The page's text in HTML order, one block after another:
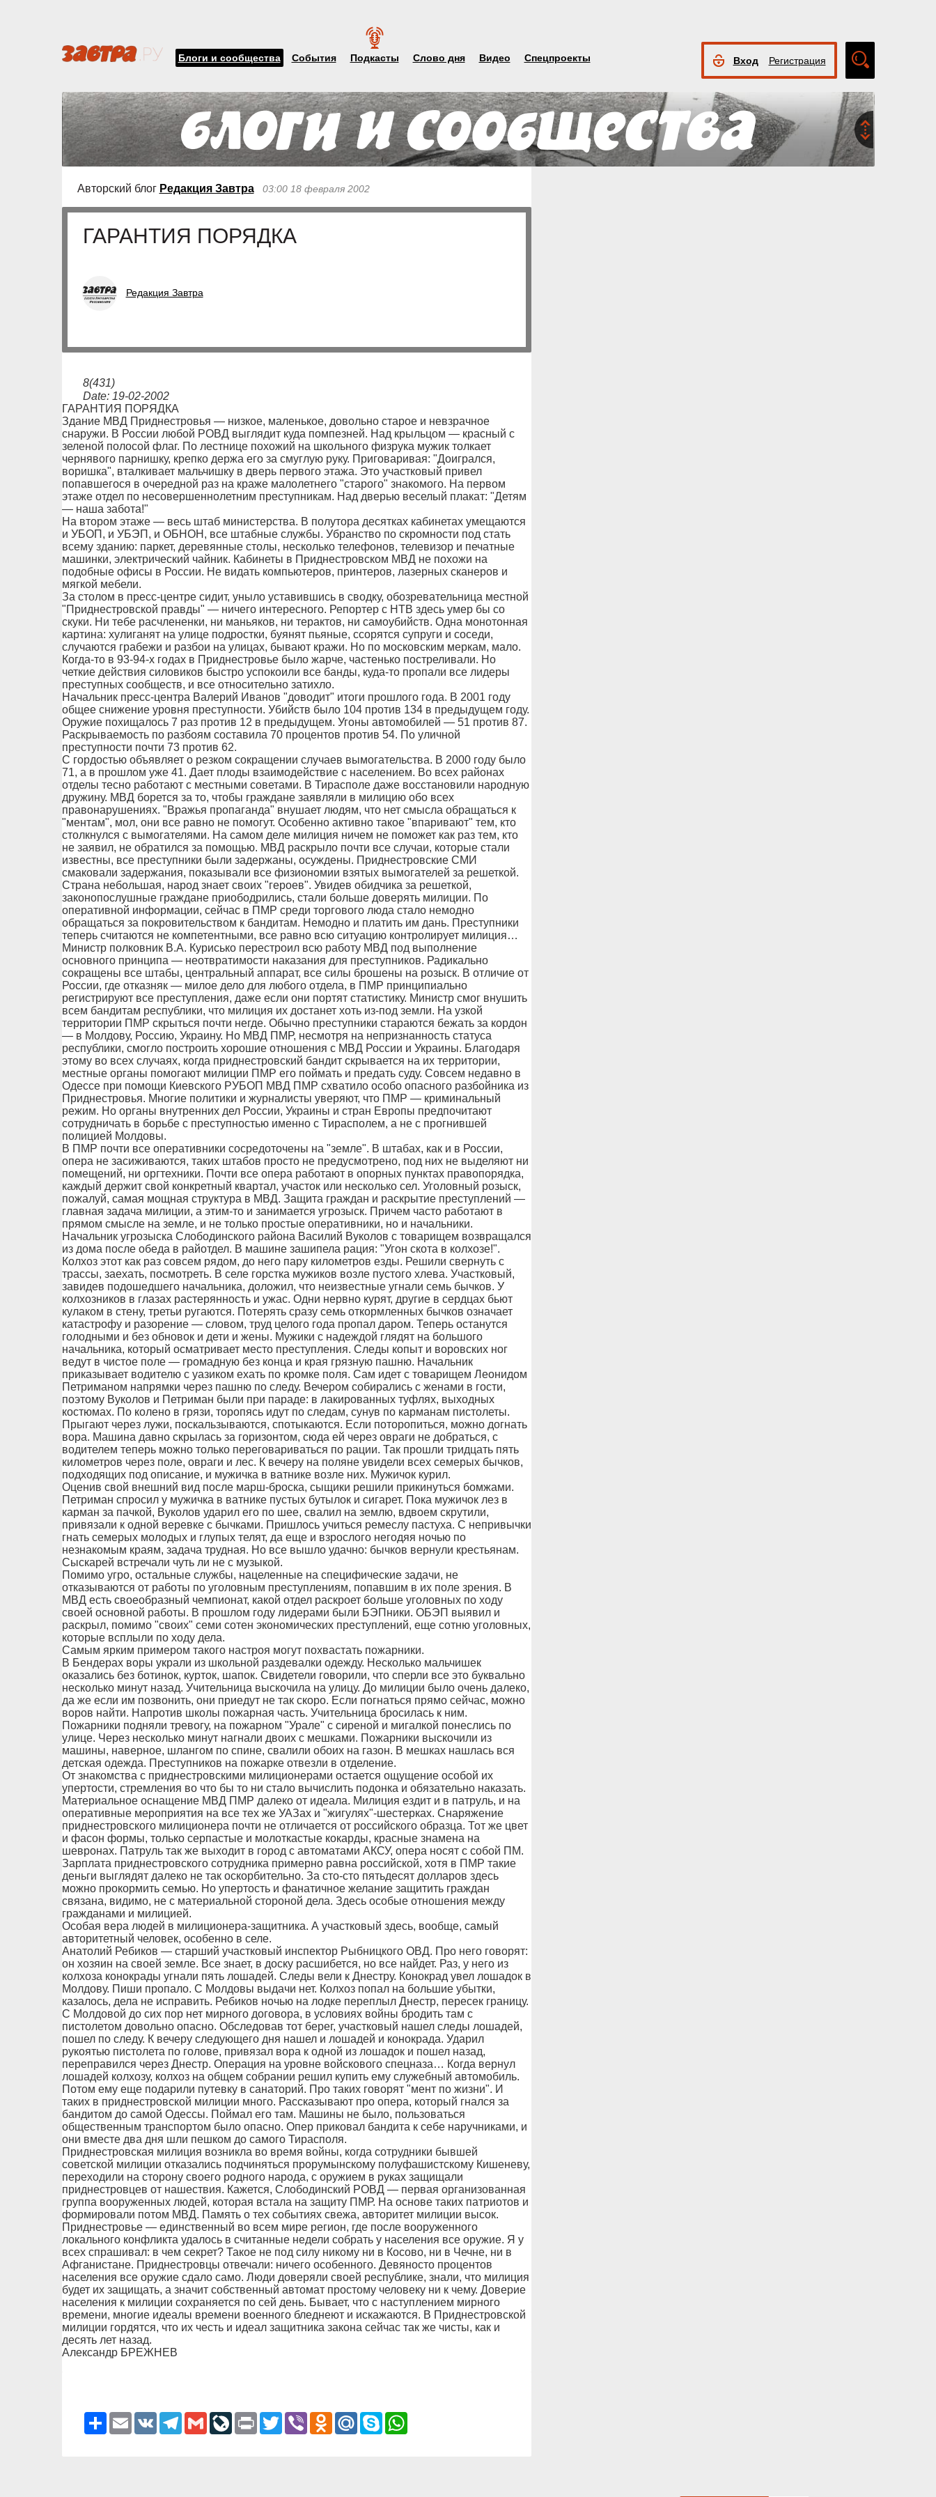
Блоги и сообщества События Подкасты Слово дня Видео Спецпроекты Вход Регистрация
Авторский блог Редакция Завтра 03:00 18 февраля 2002
ГАРАНТИЯ ПОРЯДКА
Редакция Завтра
8(431)
Date: 19-02-2002
ГАРАНТИЯ ПОРЯДКА
Здание МВД Приднестровья — низкое, маленькое, довольно старое и невзрачное
снаружи. В России любой РОВД выглядит куда помпезней. Над крыльцом — красный с
зеленой полосой флаг. По лестнице похожий на школьного физрука мужик толкает
чернявого парнишку, крепко держа его за смуглую руку. Приговаривая: "Доигрался,
воришка", вталкивает мальчишку в дверь первого этажа. Это участковый привел
попавшегося в очередной раз на краже малолетнего "старого" знакомого. На первом
этаже отдел по несовершеннолетним преступникам. Над дверью веселый плакат: "Детям
— наша забота!"
На втором этаже — весь штаб министерства. В полутора десятках кабинетах умещаются
и УБОП, и УБЭП, и ОБНОН, все штабные службы. Убранство по скромности под стать
всему зданию: паркет, деревянные столы, несколько телефонов, телевизор и печатные
машинки, электрический чайник. Кабинеты в Приднестровском МВД не похожи на
подобные офисы в России. Не видать компьютеров, принтеров, лазерных сканеров и
мягкой мебели.
За столом в пресс-центре сидит, уныло уставившись в сводку, обозревательница местной
"Приднестровской правды" — ничего интересного. Репортер с НТВ здесь умер бы со
скуки. Ни тебе расчлененки, ни маньяков, ни терактов, ни самоубийств. Одна монотонная
картина: хулиганят на улице подростки, буянят пьяные, ссорятся супруги и соседи,
случаются грабежи и разбои на улицах, бывают кражи. Но по московским меркам, мало.
Когда-то в 93-94-х годах в Приднестровье было жарче, частенько постреливали. Но
четкие действия силовиков быстро успокоили все банды, куда-то пропали все лидеры
преступных сообществ, и все относительно затихло.
Начальник пресс-центра Валерий Иванов "доводит" итоги прошлого года. В 2001 году
общее снижение уровня преступности. Убийств было 104 против 134 в предыдущем году.
Оружие похищалось 7 раз против 12 в предыдущем. Угоны автомобилей — 51 против 87.
Раскрываемость по разбоям составила 70 процентов против 54. По уличной
преступности почти 73 против 62.
С гордостью объявляет о резком сокращении случаев вымогательства. В 2000 году было
71, а в прошлом уже 41. Дает плоды взаимодействие с населением. Во всех районах
отделы тесно работают с местными советами. В Тирасполе даже восстановили народную
дружину. МВД борется за то, чтобы граждане заявляли в милицию обо всех
правонарушениях. "Вражья пропаганда" внушает людям, что нет смысла обращаться к
"ментам", мол, они все равно не помогут. Особенно активно такое "впаривают" тем, кто
столкнулся с вымогателями. На самом деле милиция ничем не поможет как раз тем, кто
не заявил, не обратился за помощью. МВД раскрыло почти все случаи, которые стали
известны, все преступники были задержаны, осуждены. Приднестровские СМИ
смаковали задержания, показывали все физиономии взятых вымогателей за решеткой.
Страна небольшая, народ знает своих "героев". Увидев обидчика за решеткой,
законопослушные граждане приободрились, стали больше доверять милиции. По
оперативной информации, сейчас в ПМР среди торгового люда стало немодно
обращаться за покровительством к бандитам. Немодно и платить им дань. Преступники
теперь считаются не компетентными, все равно всю ситуацию контролирует милиция…
Министр полковник В.А. Курисько перестроил всю работу МВД под выполнение
основного принципа — неотвратимости наказания для преступников. Радикально
сокращены все штабы, центральный аппарат, все силы брошены на розыск. В отличие от
России, где отказняк — милое дело для любого отдела, в ПМР принципиально
регистрируют все преступления, даже если они портят статистику. Министр смог внушить
всем бандитам республики, что милиция их достанет хоть из-под земли. На узкой
территории ПМР скрыться почти негде. Обычно преступники стараются бежать за кордон
— в Молдову, Россию, Украину. Но МВД ПМР, несмотря на непризнанность статуса
республики, смогло построить хорошие отношения с МВД России и Украины. Благодаря
этому во всех случаях, когда приднестровский бандит скрывается на их территории,
местные органы помогают милиции ПМР его поймать и предать суду. Совсем недавно в
Одессе при помощи Киевского РУБОП МВД ПМР схватило особо опасного разбойника из
Приднестровья. Многие политики и журналисты уверяют, что ПМР — криминальный
режим. Но органы внутренних дел России, Украины и стран Европы предпочитают
сотрудничать в борьбе с преступностью именно с Тирасполем, а не с прогнившей
полицией Молдовы.
В ПМР почти все оперативники сосредоточены на "земле". В штабах, как и в России,
опера не засиживаются, таких штабов просто не предусмотрено, под них не выделяют ни
помещений, ни оргтехники. Почти все опера работают в опорных пунктах правопорядка,
каждый держит свой конкретный квартал, участок или несколько сел. Уголовный розыск,
пожалуй, самая мощная структура в МВД. Защита граждан и раскрытие преступлений —
главная задача милиции, а этим-то и занимается угрозыск. Причем часто работают в
прямом смысле на земле, и не только простые оперативники, но и начальники.
Начальник угрозыска Слободинского района Василий Вуколов с товарищем возвращался
из дома после обеда в райотдел. В машине зашипела рация: "Угон скота в колхозе!".
Колхоз этот как раз совсем рядом, до него пару километров езды. Решили свернуть с
трассы, заехать, посмотреть. В селе горстка мужиков возле пустого хлева. Участковый,
завидев подошедшего начальника, доложил, что неизвестные угнали семь бычков. У
колхозников в глазах растерянность и ужас. Одни нервно курят, другие в сердцах бьют
кулаком в стену, третьи ругаются. Потерять сразу семь откормленных бычков означает
катастрофу и разорение — словом, труд целого года пропал даром. Теперь останутся
голодными и без обновок и дети и жены. Мужики с надеждой глядят на большого
начальника, который осматривает место преступления. Следы копыт и воровских ног
ведут в чистое поле — громадную без конца и края грязную пашню. Начальник
приказывает водителю с уазиком ехать по кромке поля. Сам идет с товарищем Леонидом
Петриманом напрямки через пашню по следу. Вечером собирались с женами в гости,
поэтому Вуколов и Петриман были при параде: в лакированных туфлях, выходных
костюмах. По колено в грязи, торопясь идут по следам, сунув по карманам пистолеты.
Прыгают через лужи, поскальзываются, спотыкаются. Если поторопиться, можно догнать
вора. Машина давно скрылась за горизонтом, сюда ей через овраги не добраться, с
водителем теперь можно только переговариваться по рации. Так прошли тридцать пять
километров через поле, овраги и лес. К вечеру на поляне увидели всех семерых бычков,
подходящих под описание, и мужичка в ватнике возле них. Мужичок курил.
Оценив свой внешний вид после марш-броска, сыщики решили прикинуться бомжами.
Петриман спросил у мужичка в ватнике пустых бутылок и сигарет. Пока мужичок лез в
карман за пачкой, Вуколов ударил его по шее, свалил на землю, вдвоем скрутили,
привязали к одной веревке с бычками. Пришлось учиться ремеслу пастуха. С непривычки
гнать семерых молодых и глупых телят, да еще и взрослого негодяя ночью по
незнакомым краям, задача трудная. Но все вышло удачно: бычков вернули крестьянам.
Сыскарей встречали чуть ли не с музыкой.
Помимо угро, остальные службы, нацеленные на специфические задачи, не
отказываются от работы по уголовным преступлениям, попавшим в их поле зрения. В
МВД есть своеобразный чемпионат, какой отдел раскроет больше уголовных по ходу
своей основной работы. В прошлом году лидерами были БЭПники. ОБЭП выявил и
раскрыл, помимо "своих" семи сотен экономических преступлений, еще сотню уголовных,
которые всплыли по ходу дела.
Самым ярким примером такого настроя могут похвастать пожарники.
В Бендерах воры украли из школьной раздевалки одежду. Несколько мальчишек
оказались без ботинок, курток, шапок. Свидетели говорили, что сперли все это буквально
несколько минут назад. Учительница выскочила на улицу. До милиции было очень далеко,
да же если им позвонить, они приедут не так скоро. Если погнаться прямо сейчас, можно
воров найти. Напротив школы пожарная часть. Учительница бросилась к ним.
Пожарники подняли тревогу, на пожарном "Урале" с сиреной и мигалкой понеслись по
улице. Через несколько минут нагнали двоих с мешками. Пожарники выскочили из
машины, наверное, шлангом по спине, свалили обоих на газон. В мешках нашлась вся
детская одежда. Преступников на пожарке отвезли в отделение.
От знакомства с приднестровскими милиционерами остается ощущение особой их
упертости, стремления во что бы то ни стало вычислить подонка и обязательно наказать.
Материальное оснащение МВД ПМР далеко от идеала. Милиция ездит и в патруль, и на
оперативные мероприятия на все тех же УАЗах и "жигулях"-шестерках. Снаряжение
приднестровского милиционера почти не отличается от российского образца. Тот же цвет
и фасон формы, только серпастые и молоткастые кокарды, красные знамена на
шевронах. Патруль так же выходит в город с автоматами АКСУ, опера носят с собой ПМ.
Зарплата приднестровского сотрудника примерно равна российской, хотя в ПМР такие
деньги выглядят далеко не так оскорбительно. За сто-сто пятьдесят долларов здесь
можно прокормить семью. Но упертость и фанатичное желание защитить граждан
связана, видимо, не с материальной стороной дела. Здесь особые отношения между
гражданами и милицией.
Особая вера людей в милиционера-защитника. А участковый здесь, вообще, самый
авторитетный человек, особенно в селе.
Анатолий Ребиков — старший участковый инспектор Рыбницкого ОВД. Про него говорят:
он хозяин на своей земле. Все знает, в доску расшибется, но все найдет. Раз, у него из
колхоза конокрады угнали пять лошадей. Следы вели к Днестру. Конокрад увел лошадок в
Молдову. Пиши пропало. С Молдовы выдачи нет. Колхоз попал на большие убытки,
казалось, дела не исправить. Ребиков ночью на лодке переплыл Днестр, пересек границу.
С Молдовой до сих пор нет мирного договора, в условиях войны бродить там с
пистолетом довольно опасно. Обследовав тот берег, участковый нашел следы лошадей,
пошел по следу. К вечеру следующего дня нашел и лошадей и конокрада. Ударил
рукоятью пистолета по голове, привязал вора к одной из лошадок и пошел назад,
переправился через Днестр. Операция на уровне войскового спецназа… Когда вернул
лошадей колхозу, колхоз на общем собрании решил купить ему служебный автомобиль.
Потом ему еще подарили путевку в санаторий. Про таких говорят "мент по жизни". И
таких в приднестровской милиции много. Рассказывают про опера, который гнался за
бандитом до самой Одессы. Поймал его там. Машины не было, пользоваться
общественным транспортом было опасно. Опер приковал бандита к себе наручниками, и
они вместе два дня шли пешком до самого Тирасполя.
Приднестровская милиция возникла во время войны, когда сотрудники бывшей
советской милиции отказались подчиняться прорумынскому полуфашистскому Кишеневу,
переходили на сторону своего родного народа, с оружием в руках защищали
приднестровцев от нашествия. Кажется, Слободинский РОВД — первая организованная
группа вооруженных людей, которая встала на защиту ПМР. На основе таких патриотов и
формировали потом МВД. Память о тех событиях свежа, авторитет милиции высок.
Приднестровье — единственный во всем мире регион, где после вооруженного
локального конфликта удалось в считанные недели собрать у населения все оружие. Я у
всех спрашивал: в чем секрет? Такое не под силу никому ни в Косово, ни в Чечне, ни в
Афганистане. Приднестровцы отвечали: ничего особенного. Девяносто процентов
населения все оружие сдало само. Люди доверяли своей республике, знали, что милиция
будет их защищать, а значит собственный автомат простому человеку ни к чему. Доверие
населения к милиции сохраняется по сей день. Бывает, что с наступлением мирного
времени, многие идеалы времени военного бледнеют и искажаются. В Приднестровской
милиции гордятся, что их честь и идеал защитника закона сейчас так же чисты, как и
десять лет назад.
Александр БРЕЖНЕВ
РесурсEmail VK Telegram
GmailLiveJournal
Print TwitterViber Odnoklassniki
Mail.RuSkypeWhatsApp